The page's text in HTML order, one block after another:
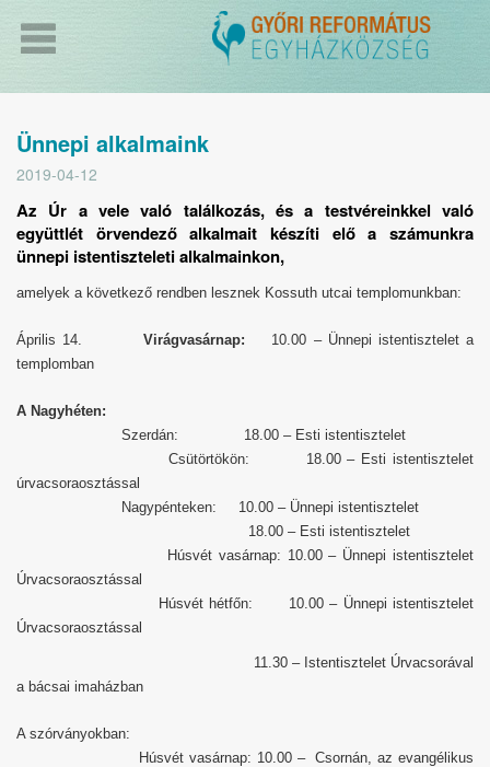
Ünnepi alkalmaink
2019-04-12
Az Úr a vele való találkozás, és a testvéreinkkel való
együttlét örvendező alkalmait készíti elő a számunkra
ünnepi istentiszteleti alkalmainkon,
amelyek a következő rendben lesznek Kossuth utcai templomunkban:
Április 14. Virágvasárnap: 10.00 – Ünnepi istentisztelet a
templomban
A Nagyhéten:
Szerdán: 18.00 – Esti istentisztelet
Csütörtökön: 18.00 – Esti istentisztelet
úrvacsoraosztással
Nagypénteken: 10.00 – Ünnepi istentisztelet
18.00 – Esti istentisztelet
Húsvét vasárnap: 10.00 – Ünnepi istentisztelet
Úrvacsoraosztással
Húsvét hétfőn: 10.00 – Ünnepi istentisztelet
Úrvacsoraosztással
11.30 – Istentisztelet Úrvacsorával
a bácsai imaházban
A szórványokban:
Húsvét vasárnap: 10.00 – Csornán, az evangélikus